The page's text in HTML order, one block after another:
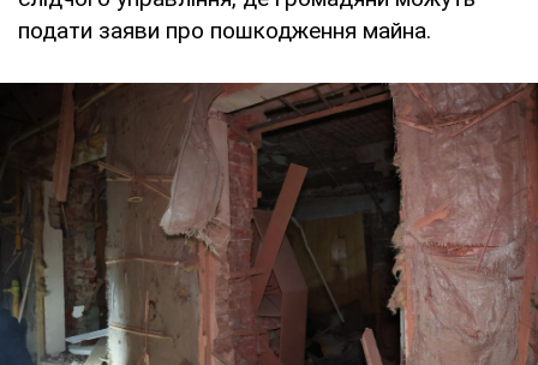
подати заяви про пошкодження майна.